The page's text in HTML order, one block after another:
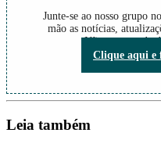
Junte-se ao nosso grupo
mão as notícias,
Não perca nada
Clique aqui e
Leia também